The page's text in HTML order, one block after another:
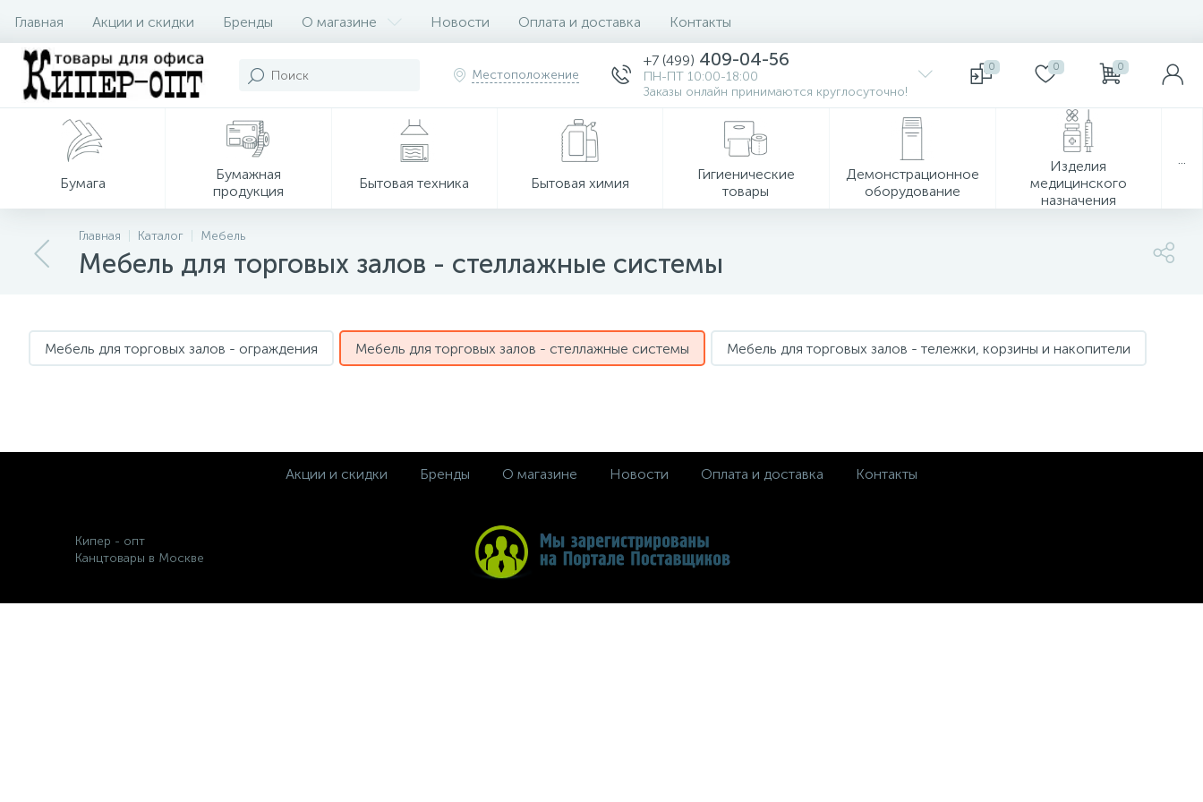
Главная Акции и скидки Бренды О магазине Новости Оплата и доставка Контакты
Местоположение
+7 (499) 409-04-56
ПН-ПТ 10:00-18:00
Заказы онлайн принимаются круглосуточно!
0 0 0
Бумага
Бумажная
продукция
Бытовая техника Бытовая химия
Гигиенические
товары
Демонстрационное
оборудование
Изделия
медицинского
назначения
Главная Каталог Мебель
Мебель для торговых залов - стеллажные системы
Мебель для торговых залов - ограждения Мебель для торговых залов - стеллажные системы Мебель для торговых залов - тележки, корзины и накопители
Акции и скидки Бренды О магазине Новости Оплата и доставка Контакты
Кипер - опт
Канцтовары в Москве